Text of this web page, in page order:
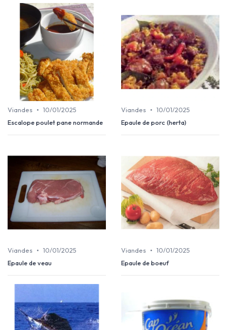
Viandes • 10/01/2025
Escalope poulet pane normande
Viandes • 10/01/2025
Epaule de porc (herta)
Viandes • 10/01/2025
Epaule de veau
Viandes • 10/01/2025
Epaule de boeuf